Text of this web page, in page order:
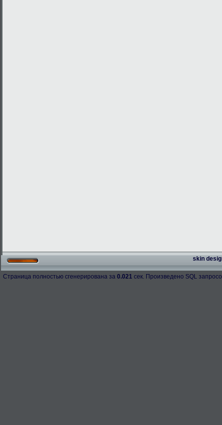
skin
Страница полностью сгенерирована за 0.021 сек. Произведено SQL